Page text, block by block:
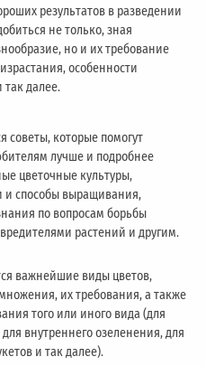
результатов в разведении
не только, зная
но и их требование
особенности
далее.
советы, которые помогут
лучше и подробнее
цветочные культуры,
и способы выращивания,
по вопросам борьбы
растений и другим.
важнейшие виды цветов,
их требования, а также
того или иного вида (для
для внутреннего озеленения, для
и так далее).